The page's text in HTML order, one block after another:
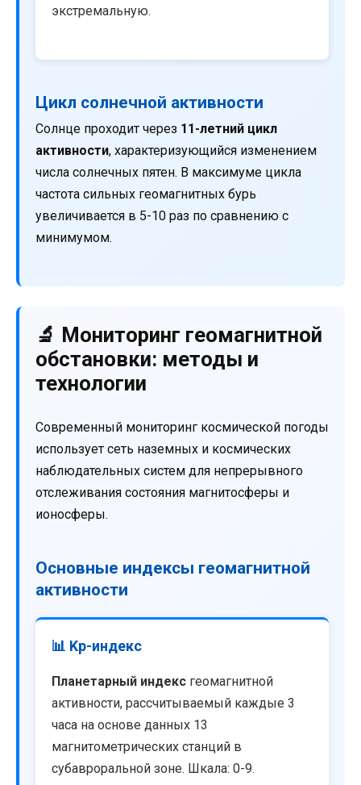
экстремальную.
Цикл солнечной активности
Солнце проходит через 11-летний цикл
активности, характеризующийся изменением
числа солнечных пятен. В максимуме цикла
частота сильных геомагнитных бурь
увеличивается в 5-10 раз по сравнению с
минимумом.
🔬 Мониторинг геомагнитной
обстановки: методы и
технологии
Современный мониторинг космической погоды
использует сеть наземных и космических
наблюдательных систем для непрерывного
отслеживания состояния магнитосферы и
ионосферы.
Основные индексы геомагнитной
активности
📊 Kp-индекс
Планетарный индекс геомагнитной
активности, рассчитываемый каждые 3
часа на основе данных 13
магнитометрических станций в
субавроральной зоне. Шкала: 0-9.